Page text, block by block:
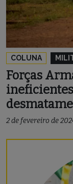
COLUNA
Forças
2 de fevereiro de